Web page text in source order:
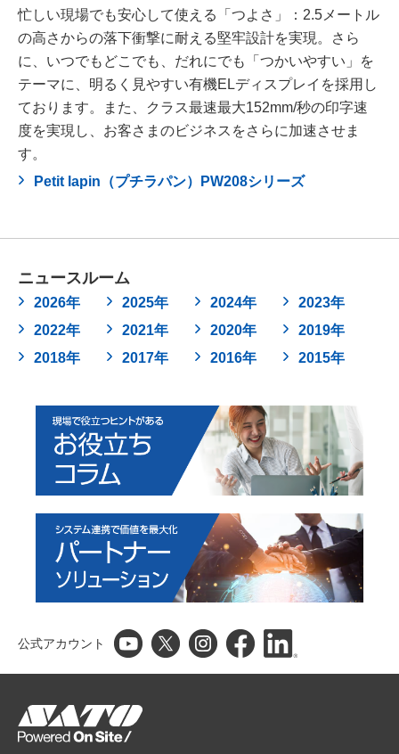
忙しい現場でも安心して使える「つよさ」：2.5メートル
の高さからの落下衝撃に耐える堅牢設計を実現。さら
に、いつでもどこでも、だれにでも「つかいやすい」を
テーマに、明るく見やすい有機ELディスプレイを採用し
ております。また、クラス最速最大152mm/秒の印字速
度を実現し、お客さまのビジネスをさらに加速させま
す。
Petit lapin（プチラパン）PW208シリーズ
ニュースルーム
2026年 2025年 2024年
2023年
2022年
2021年 2020年
2019年
2018年
2017年 2016年 2015年
公式アカウント